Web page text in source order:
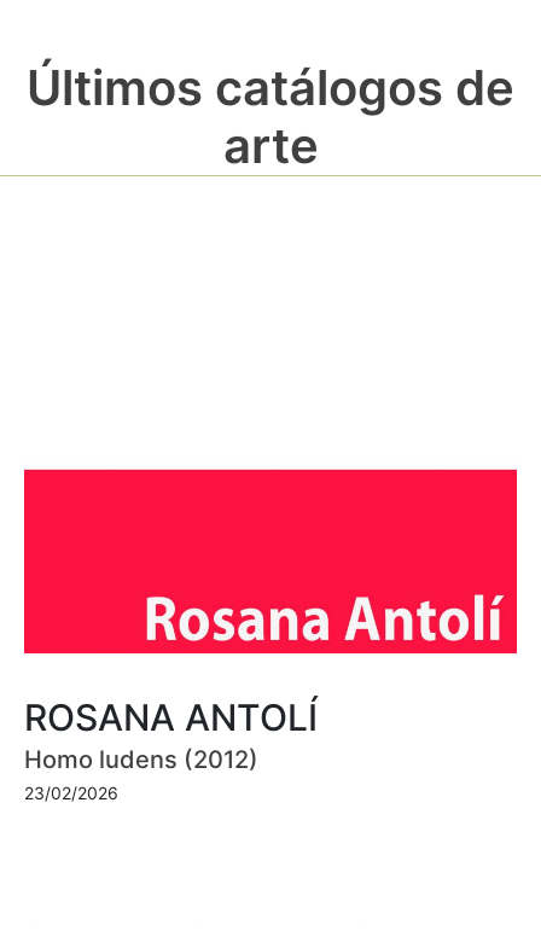
Últimos catálogos de
arte
ROSANA ANTOLÍ
Homo ludens (2012)
23/02/2026